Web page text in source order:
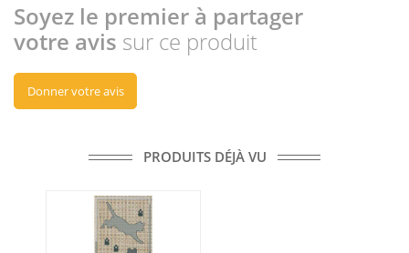
Soyez le premier à partager
votre avis sur ce produit
Donner votre avis
PRODUITS DÉJÀ VU